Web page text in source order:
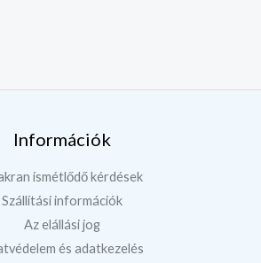
Információk
ismétlődő kérdések
Szállítási információk
Az elállási jog
és adatkezelés